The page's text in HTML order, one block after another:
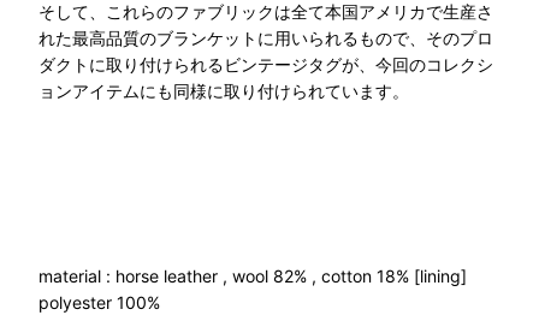
そして、これらのファブリックは全て本国アメリカで生産さ
れた最高品質のブランケットに用いられるもので、そのプロ
ダクトに取り付けられるビンテージタグが、今回のコレクシ
ョンアイテムにも同様に取り付けられています。
material : horse leather , wool 82% , cotton 18% [lining]
polyester 100%